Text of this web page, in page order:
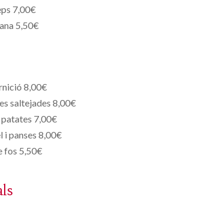
7,00€
5,50€
8,00€
saltejades 8,00€
7,00€
i panses 8,00€
fos 5,50€